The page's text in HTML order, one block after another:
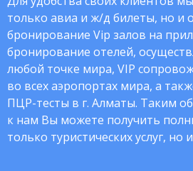
только авиа и ж/д билеты, но и
бронирование Vip залов на
бронирование отелей,
любой точке мира, VIP
во всех аэропортах мира, а
ПЦР-тесты в г. Алматы. Таким
к нам Вы можете получить
только туристических услуг, но